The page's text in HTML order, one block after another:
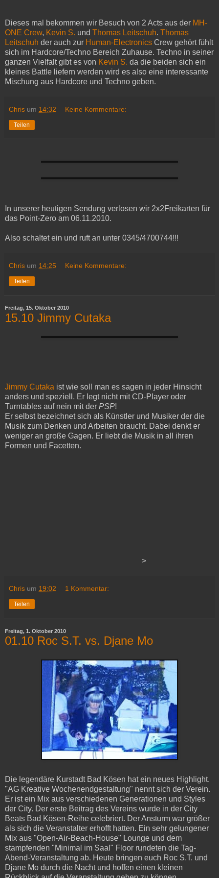
Dieses mal bekommen wir Besuch von 2 Acts aus der MH-
ONE Crew, Kevin S. und Thomas Leitschuh. Thomas
Leitschuh der auch zur Human-Electronics Crew gehört fühlt
sich im Hardcore/Techno Bereich Zuhause. Techno in seiner
ganzen Vielfalt gibt es von Kevin S. da die beiden sich ein
kleines Battle liefern werden wird es also eine interessante
Mischung aus Hardcore und Techno geben.
Chris um 14:32 Keine Kommentare:
Teilen
In unserer heutigen Sendung verlosen wir 2x2Freikarten für
das Point-Zero am 06.11.2010.
Also schaltet ein und ruft an unter 0345/4700744!!!
Chris um 14:25 Keine Kommentare:
Teilen
Freitag, 15. Oktober 2010
15.10 Jimmy Cutaka
Jimmy Cutaka ist wie soll man es sagen in jeder Hinsicht
anders und speziell. Er legt nicht mit CD-Player oder
Turntables auf nein mit der PSP!
Er selbst bezeichnet sich als Künstler und Musiker der die
Musik zum Denken und Arbeiten braucht. Dabei denkt er
weniger an große Gagen. Er liebt die Musik in all ihren
Formen und Facetten.
>
Chris um 19:02 1 Kommentar:
Teilen
Freitag, 1. Oktober 2010
01.10 Roc S.T. vs. Djane Mo
Die legendäre Kurstadt Bad Kösen hat ein neues Highlight.
"AG Kreative Wochenendgestaltung" nennt sich der Verein.
Er ist ein Mix aus verschiedenen Generationen und Styles
der City. Der erste Beitrag des Vereins wurde in der City
Beats Bad Kösen-Reihe celebriert. Der Ansturm war größer
als sich die Veranstalter erhofft hatten. Ein sehr gelungener
Mix aus "Open-Air-Beach-House" Lounge und dem
stampfenden "Minimal im Saal" Floor rundeten die Tag-
Abend-Veranstaltung ab. Heute bringen euch Roc S.T. und
Djane Mo durch die Nacht und hoffen einen kleinen